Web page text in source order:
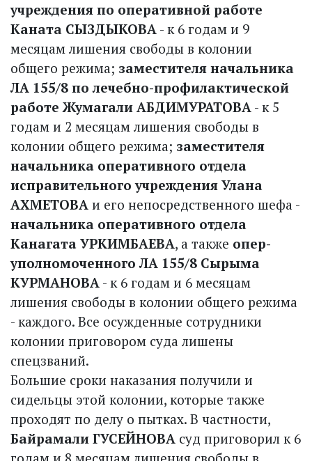
учреждения по оперативной работе
Каната СЫЗДЫКОВА - к 6 годам и 9
месяцам лишения свободы в колонии
общего режима; заместителя начальника
ЛА 155/8 по лечебно-профилактической
работе Жумагали АБДИМУРАТОВА - к 5
годам и 2 месяцам лишения свободы в
колонии общего режима; заместителя
начальника оперативного отдела
исправительного учреждения Улана
АХМЕТОВА и его непосредственного шефа -
начальника оперативного отдела
Канагата УРКИМБАЕВА, а также опер­
уполномоченного ЛА 155/8 Сырыма
КУРМАНОВА - к 6 годам и 6 месяцам
лишения свободы в колонии общего режима
- каждого. Все осужденные сотрудники
колонии приговором суда лишены
спецзваний.
Большие сроки наказания получили и
сидельцы этой колонии, которые также
проходят по делу о пытках. В частности,
Байрамали ГУСЕЙНОВА суд приговорил к 6